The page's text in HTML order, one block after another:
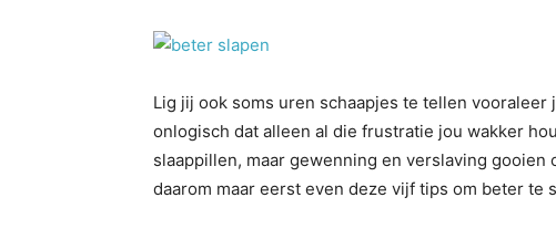
Lig jij ook soms uren schaapjes te tellen vooraleer
onlogisch dat alleen al die frustratie jou wakker
slaappillen, maar gewenning en verslaving
daarom maar eerst even deze vijf tips om beter te